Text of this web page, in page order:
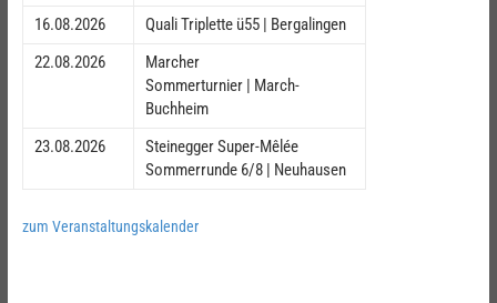
16.08.2026
Quali Triplette ü55 | Bergalingen
22.08.2026
Marcher
Sommerturnier | March-
Buchheim
23.08.2026
Steinegger Super-Mêlée
Sommerrunde 6/8 | Neuhausen
zum Veranstaltungskalender